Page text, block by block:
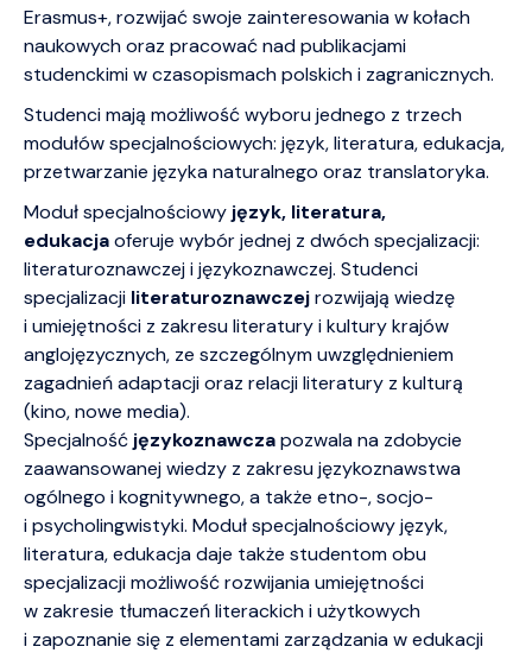
Erasmus+, rozwijać swoje zainteresowania w kołach
naukowych oraz pracować nad publikacjami
studenckimi w czasopismach polskich i zagranicznych.
Studenci mają możliwość wyboru jednego z trzech
modułów specjalnościowych: język, literatura, edukacja,
przetwarzanie języka naturalnego oraz translatoryka.
Moduł specjalnościowy język, literatura,
edukacjaoferuje wybór jednej z dwóch specjalizacji:
literaturoznawczej i językoznawczej. Studenci
specjalizacji literaturoznawczejrozwijają wiedzę
i umiejętności z zakresu literatury i kultury krajów
anglojęzycznych, ze szczególnym uwzględnieniem
zagadnień adaptacji oraz relacji literatury z kulturą
(kino, nowe media).
Specjalność językoznawczapozwala na zdobycie
zaawansowanej wiedzy z zakresu językoznawstwa
ogólnego i kognitywnego, a także etno-, socjo-
i psycholingwistyki. Moduł specjalnościowy język,
literatura, edukacja daje także studentom obu
specjalizacji możliwość rozwijania umiejętności
w zakresie tłumaczeń literackich i użytkowych
i zapoznanie się z elementami zarządzania w edukacji